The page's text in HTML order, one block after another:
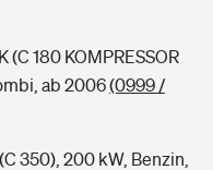
180 KOMPRESSOR
ab 2006(0999 /
350), 200 kW, Benzin,